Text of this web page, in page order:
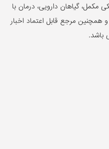
مکمل، گیاهان دارویی، درمان با
مرجع قابل اعتماد اخبار
باشد.